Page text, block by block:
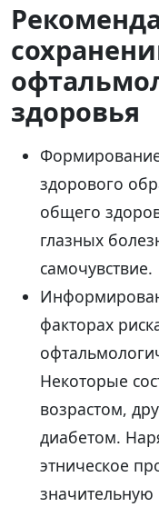
здоровья
здорового
общего
глазных
самочувствие.
факторах
Некоторые
возрастом,
диабетом.
этническое